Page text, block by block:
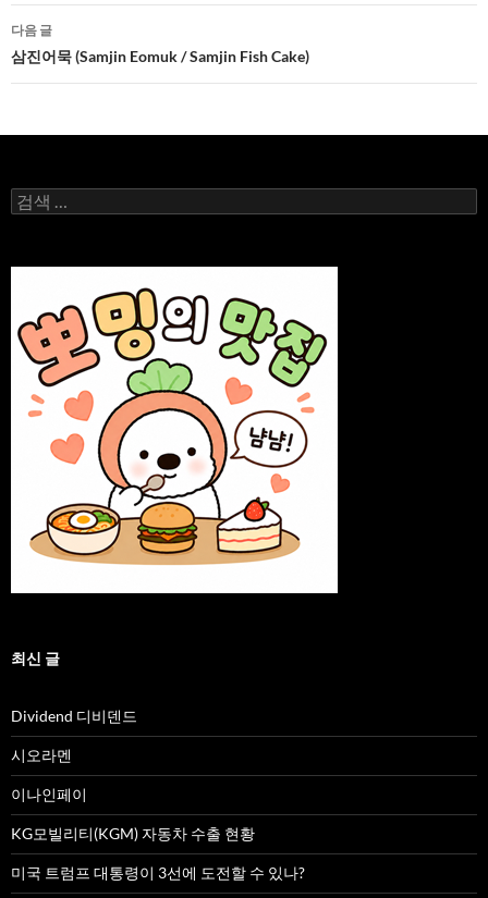
비
게
이
션
다음 글
삼진어묵 (Samjin Eomuk / Samjin Fish Cake)
검
색:
최신 글
Dividend 디비덴드
시오라멘
이나인페이
KG모빌리티(KGM) 자동차 수출 현황
미국 트럼프 대통령이 3선에 도전할 수 있나?